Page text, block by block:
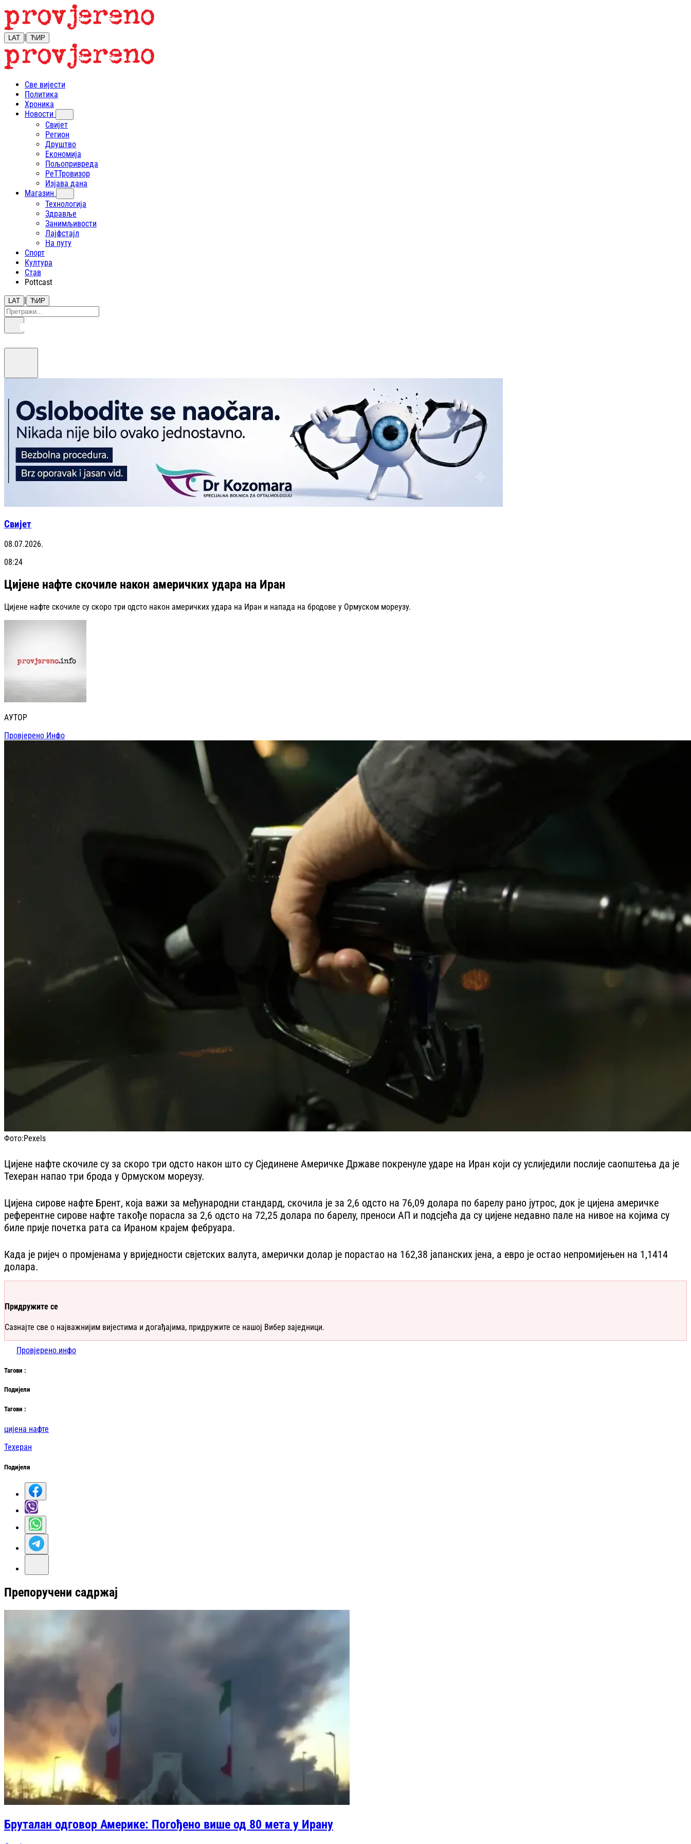
LAT | ЋИР
Све вијести
Политика
Хроника
Новости
Свијет
Регион
Друштво
Економија
Пољопривреда
РеТТровизор
Изјава дана
Магазин
Технологија
Здравље
Занимљивости
Лајфстajл
На путу
Спорт
Култура
Став
Pottcast
LAT | ЋИР
Свијет
08.07.2026.
08:24
Цијене нафте скочиле након америчких удара на Иран
Цијене нафте скочиле су скоро три одсто након америчких удара на Иран и напада на бродове у Ормуском мореузу.
АУТОР
Провјерено Инфо
Фото:Pexels
Цијене нафте скочиле су за скоро три одсто након што су Сјединене Америчке Државе покренуле ударе на Иран који су услиједили послије саопштења да је
Техеран напао три брода у Ормуском мореузу.
Цијена сирове нафте Брент, која важи за међународни стандард, скочила је за 2,6 одсто на 76,09 долара по барелу рано јутрос, док је цијена америчке
референтне сирове нафте такође порасла за 2,6 одсто на 72,25 долара по барелу, преноси АП и подсјећа да су цијене недавно пале на нивое на којима су
биле прије почетка рата са Ираном крајем фебруара.
Када је ријеч о промјенама у вриједности свјетских валута, амерички долар је порастао на 162,38 јапанских јена, а евро је остао непромијењен на 1,1414
долара.
Придружите се
Сазнајте све о најважнијим вијестима и догађајима, придружите се нашој Вибер заједници.
Провјерено.инфо
Тагови :
Подијели
Тагови :
цијена нафте
Техеран
Подијели
Препоручени садржај
Бруталан одговор Америке: Погођено више од 80 мета у Ирану